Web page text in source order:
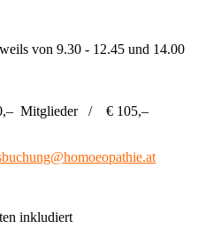
von 9.30 - 12.45 und 14.00
Mitglieder / € 105,–
inkludiert